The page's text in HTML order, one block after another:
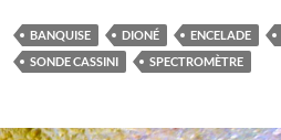
BANQUISE DIONÉ ENCELADE
SONDE CASSINI
SPECTROMÈTRE